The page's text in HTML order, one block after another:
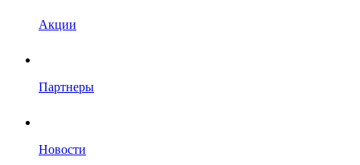
Акции
Партнеры
Новости